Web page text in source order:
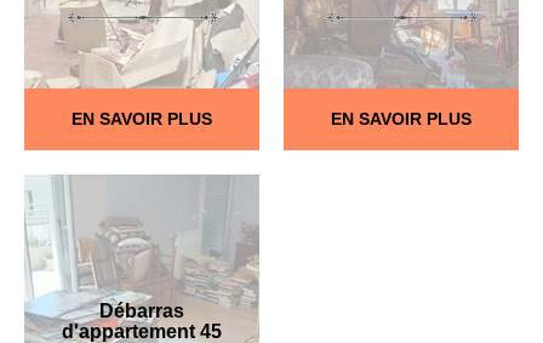
EN SAVOIR PLUS EN SAVOIR PLUS
Débarras
d'appartement 45